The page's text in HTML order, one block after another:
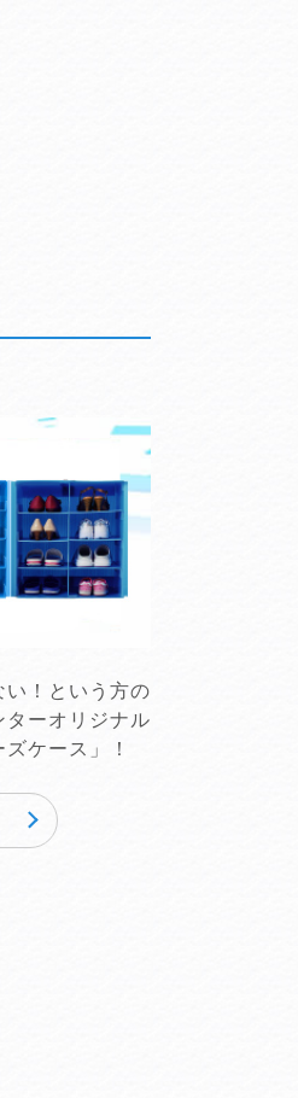
い！という方の
ーオリジナル
ケース」！